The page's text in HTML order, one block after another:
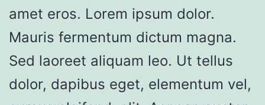
amet eros. Lorem ipsum dolor.
Mauris fermentum dictum magna.
Sed laoreet aliquam leo. Ut tellus
dolor, dapibus eget, elementum vel,